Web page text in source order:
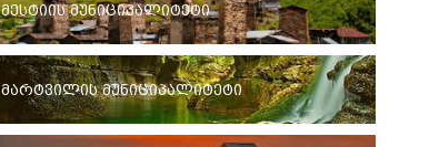
მესტიის მუნიციპალიტეტი
მარტვილის მუნიციპალიტეტი